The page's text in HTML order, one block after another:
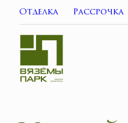
Отделка Рассрочка